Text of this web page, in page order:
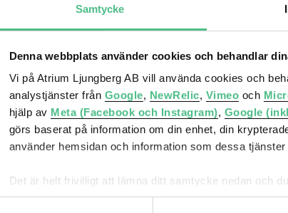
Samtycke
Denna webbplats använder cookies och behandlar
Vi på Atrium Ljungberg AB vill använda cookies och
analystjänster från Google, NewRelic, Vimeo och
hjälp av Meta (Facebook och Instagram), Google
görs baserat på information om din enhet, din
använder hemsidan och information som dessa
Det är helt frivilligt att lämna ditt samtycke nedan och
kontrollera vilka cookies vi får använda genom att
det vill säga personer som inte redan bor
Syd. Lediga lägenheter kommer där att förmedlas
lägenhet. Läs mer på
oförändrade. För att bli godkänd som hyresgäst
lönespecifikationerna